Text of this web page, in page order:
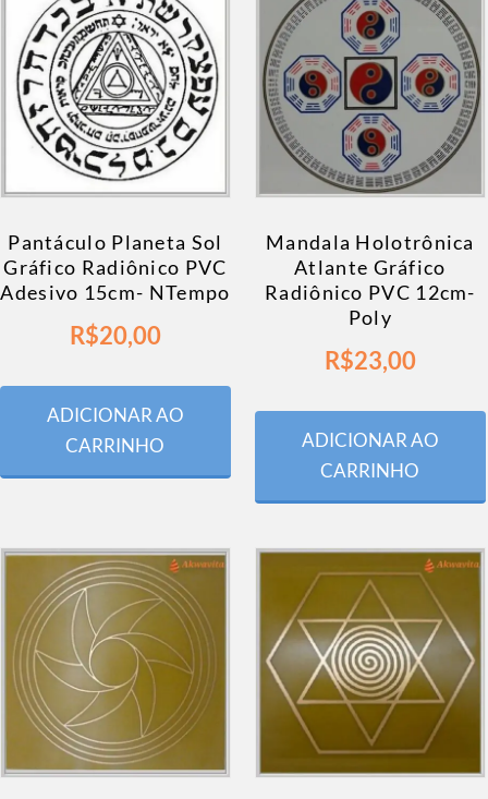
Pantáculo Planeta Sol
Gráfico Radiônico PVC
Adesivo 15cm- NTempo
R$20,00
ADICIONAR AO
CARRINHO
Mandala Holotrônica
Atlante Gráfico
Radiônico PVC 12cm-
Poly
R$23,00
ADICIONAR AO
CARRINHO